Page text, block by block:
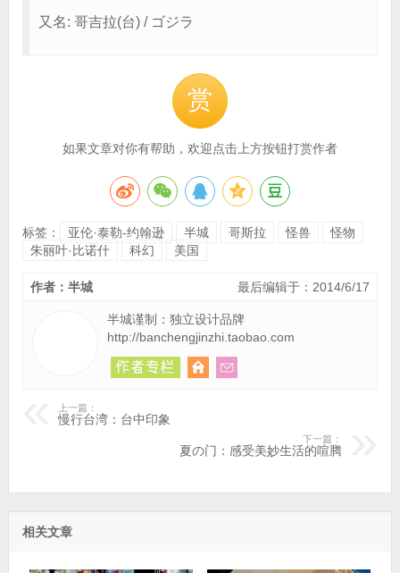
又名: 哥吉拉(台) / ゴジラ
赏
如果文章对你有帮助，欢迎点击上方按钮打赏作者
标签： 亚伦·泰勒-约翰逊 半城 哥斯拉 怪兽
怪物
朱丽叶·比诺什
科幻 美国
最后编辑于：2014/6/17
作者：半城
半城谨制：独立设计品牌
http://banchengjinzhi.taobao.com
上一篇：
慢行台湾：台中印象
下一篇：
夏の门：感受美妙生活的喧腾
相关文章